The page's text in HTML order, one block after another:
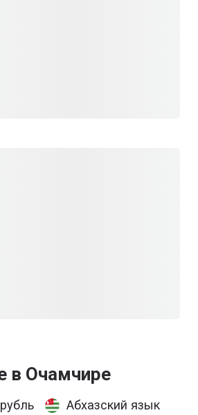
в Очамчире
Абхазский язык